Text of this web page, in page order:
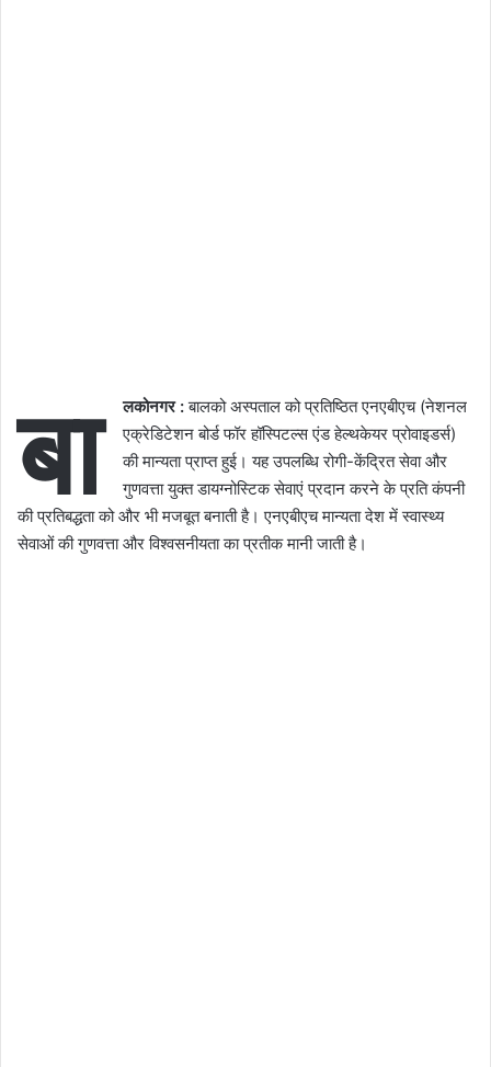
बा लकोनगर :बालको अस्पताल को प्रतिष्ठित एनएबीएच (नेशनल
एक्रेडिटेशन बोर्ड फॉर हॉस्पिटल्स एंड हेल्थकेयर प्रोवाइडर्स)
की मान्यता प्राप्त हुई। यह उपलब्धि रोगी-केंद्रित सेवा और
गुणवत्ता युक्त डायग्नोस्टिक सेवाएं प्रदान करने के प्रति कंपनी
की प्रतिबद्धता को और भी मजबूत बनाती है। एनएबीएच मान्यता देश में स्वास्थ्य
सेवाओं की गुणवत्ता और विश्वसनीयता का प्रतीक मानी जाती है।